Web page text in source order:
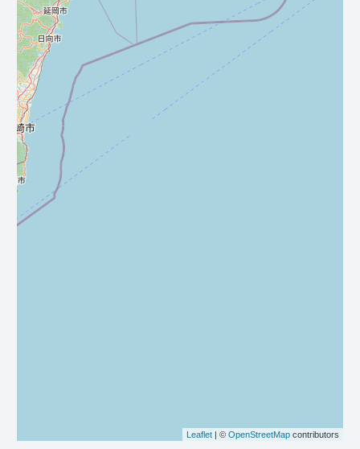
Leaflet | © OpenStreetMap contributors